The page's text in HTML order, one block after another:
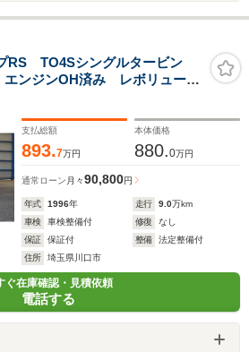
RS TO4Sシングルタービン
ンジンOH済み レボリューシ
雨宮AD-GTキット ワイドボ
FRPリアゲート
支払総額
893.7万円
本体価格
880.0万円
通常ローン 月々90,800円
年式 1996年 走行 9.0万km
車検
車検整備付 修復
なし
保証
保証付 整備
法定整備付
住所
埼玉県川口市
ぐ在庫確認・見積依頼
電話する